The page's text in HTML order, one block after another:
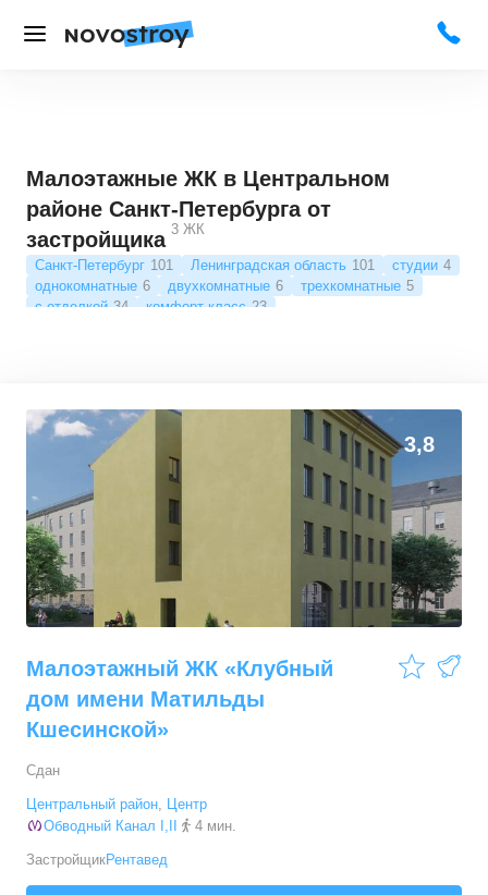
Малоэтажные ЖК в Центральном
районе Санкт-Петербурга от
застройщика 3 ЖК
Санкт-Петербург 101 Ленинградская область 101 студии 4
однокомнатные 6 двухкомнатные 6 трехкомнатные 5
с отделкой 34 комфорт-класс 23
0
3,8
Малоэтажный ЖК «Клубный
дом имени Матильды
Кшесинской»
Сдан
Центральный район, Центр
Обводный Канал I,II
4 мин.
ЗастройщикРентавед